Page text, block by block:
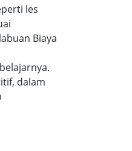
les
Biaya
dalam